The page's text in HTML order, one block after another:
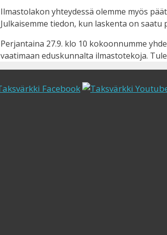
Ilmastolakon yhteydessä olemme myös
Julkaisemme tiedon, kun laskenta on saatu
Perjantaina 27.9. klo 10 kokoonnumme
vaatimaan eduskunnalta ilmastotekoja.